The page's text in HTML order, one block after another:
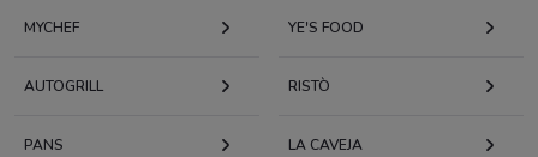
MYCHEF YE'S FOOD
AUTOGRILL RISTÒ
PANS LA CAVEJA